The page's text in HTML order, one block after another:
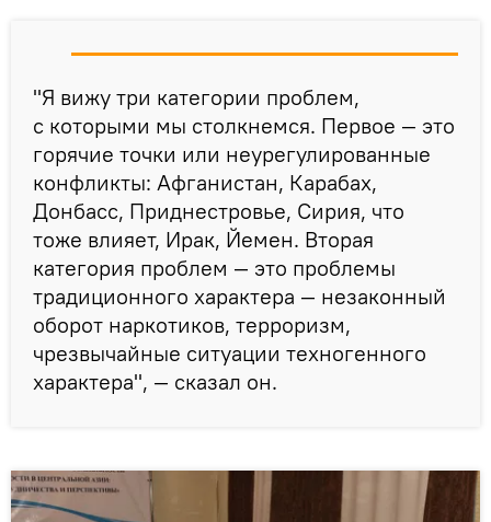
"Я вижу три категории проблем,
с которыми мы столкнемся. Первое — это
горячие точки или неурегулированные
конфликты: Афганистан, Карабах,
Донбасс, Приднестровье, Сирия, что
тоже влияет, Ирак, Йемен. Вторая
категория проблем — это проблемы
традиционного характера — незаконный
оборот наркотиков, терроризм,
чрезвычайные ситуации техногенного
характера", — сказал он.